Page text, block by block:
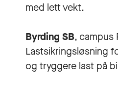
med lett vekt.
Byrding SB, campus
Lastsikringsløsning
og tryggere last på